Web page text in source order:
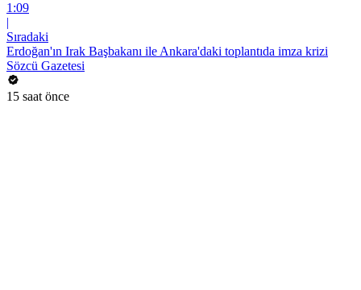
1:09
|
Sıradaki
Erdoğan'ın Irak Başbakanı ile Ankara'daki toplantıda imza krizi
Sözcü Gazetesi
15 saat önce